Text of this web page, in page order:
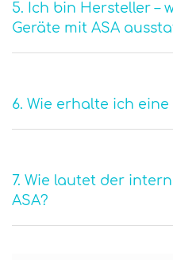
5. Ich bin Hersteller –
Geräte mit ASA
6. Wie erhalte ich
7. Wie lautet der
ASA?